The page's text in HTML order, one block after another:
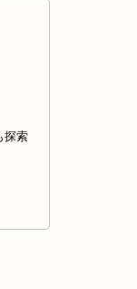
探索